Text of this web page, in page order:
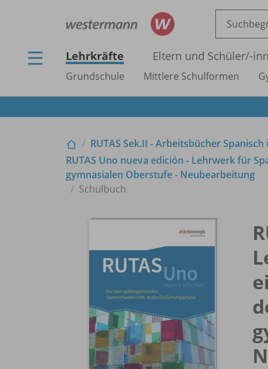
Lehrkräfte Eltern und Schüler/-
Grundschule Mittlere Schulformen
RUTAS Sek.II - Arbeitsbücher
RUTAS Uno nueva edición - Lehrwerk für
gymnasialen Oberstufe - Neubearbeitung
Schulbuch